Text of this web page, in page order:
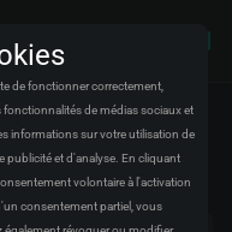
de fonctionner correctement,
de médias sociaux et
informations sur votre utilisation de
publicité et d'analyse. En cliquant
volontaire à l'activation
consentement partiel, vous